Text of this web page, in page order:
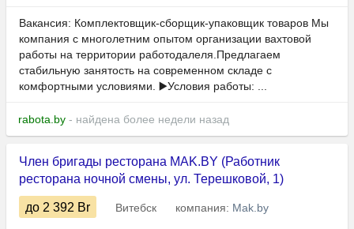
Вакансия: Комплектовщик-сборщик-упаковщик товаров Мы
компания с многолетним опытом организации вахтовой
работы на территории работодалеля.Предлагаем
стабильную занятость на современном складе с
комфортными условиями. ▶️Условия работы: ...
rabota.by - найдена более недели назад
Член бригады ресторана MAK.BY (Работник
ресторана ночной смены, ул. Терешковой, 1)
до 2 392 Br Витебск компания: Mak.by